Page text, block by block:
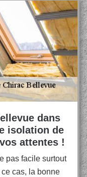
dans
isolation de
attentes !
pas facile surtout
cas, la bonne